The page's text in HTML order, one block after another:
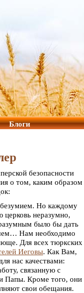
Блоги
безопасности
о том, каким образом
безумием. Но каждому
церковь неразумно,
было бы дать
чем… Нам необходимо
Для всех тюркских
Иеговы. Как Вам,
нас качествами:
связанную с
и Папы. Кроме того, они
свои обещания.